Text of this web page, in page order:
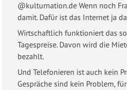
@kulturnation.de Wenn noch
damit. Dafür ist das Internet ja
Wirtschaftlich funktioniert das
Tagespreise. Davon wird die
bezahlt.
Und Telefonieren ist auch kein
Gespräche sind kein Problem,